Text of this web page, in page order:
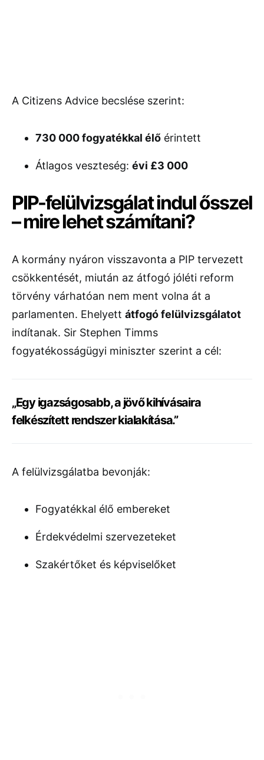
A Citizens Advice becslése szerint:
730 000 fogyatékkal élő érintett
Átlagos veszteség: évi £3 000
PIP-felülvizsgálat indul ősszel
– mire lehet számítani?
A kormány nyáron visszavonta a PIP tervezett
csökkentését, miután az átfogó jóléti reform
törvény várhatóan nem ment volna át a
parlamenten. Ehelyett átfogó felülvizsgálatot
indítanak. Sir Stephen Timms
fogyatékosságügyi miniszter szerint a cél:
„Egy igazságosabb, a jövő kihívásaira
felkészített rendszer kialakítása.”
A felülvizsgálatba bevonják:
Fogyatékkal élő embereket
Érdekvédelmi szervezeteket
Szakértőket és képviselőket